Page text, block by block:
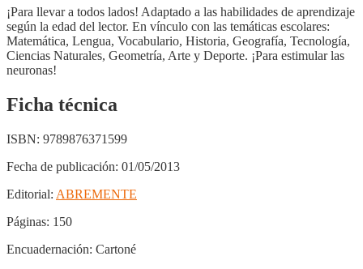
¡Para llevar a todos lados! Adaptado a las habilidades de aprendizaje
según la edad del lector. En vínculo con las temáticas escolares:
Matemática, Lengua, Vocabulario, Historia, Geografía, Tecnología,
Ciencias Naturales, Geometría, Arte y Deporte. ¡Para estimular las
neuronas!
Ficha técnica
ISBN: 9789876371599
Fecha de publicación: 01/05/2013
Editorial: ABREMENTE
Páginas: 150
Encuadernación: Cartoné